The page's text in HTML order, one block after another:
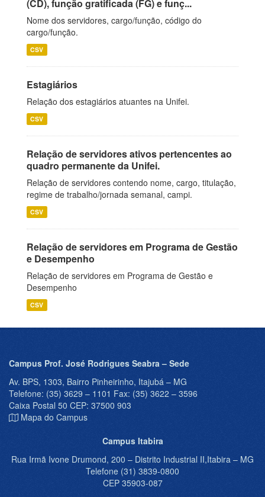
(CD), função gratificada (FG) e funç...
Nome dos servidores, cargo/função, código do
cargo/função.
CSV
Estagiários
Relação dos estagiários atuantes na Unifei.
CSV
Relação de servidores ativos pertencentes ao
quadro permanente da Unifei.
Relação de servidores contendo nome, cargo, titulação,
regime de trabalho/jornada semanal, campi.
CSV
Relação de servidores em Programa de Gestão
e Desempenho
Relação de servidores em Programa de Gestão e
Desempenho
CSV
Campus Prof. José Rodrigues Seabra – Sede
Av. BPS, 1303, Bairro Pinheirinho, Itajubá – MG
Telefone: (35) 3629 – 1101 Fax: (35) 3622 – 3596
Caixa Postal 50 CEP: 37500 903
Mapa do Campus
Campus Itabira
Rua Irmã Ivone Drumond, 200 – Distrito Industrial II,Itabira – MG
Telefone (31) 3839-0800
CEP 35903-087